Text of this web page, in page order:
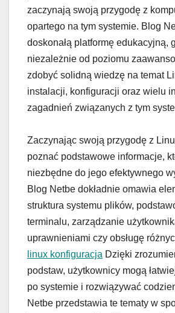
zaczynają swoją przygodę z
opartego na tym systemie. Blog
doskonałą platformę edukacyjną,
niezależnie od poziomu
zdobyć solidną wiedzę na temat
instalacji, konfiguracji oraz wielu
zagadnień związanych z tym
Zaczynając swoją przygodę z
poznać podstawowe informacje,
niezbędne do jego efektywnego
Blog Netbe dokładnie omawia
struktura systemu plików,
terminalu, zarządzanie
uprawnieniami czy obsługę
linux konfiguracja Dzięki
podstaw, użytkownicy mogą
po systemie i rozwiązywać
Netbe przedstawia te tematy w